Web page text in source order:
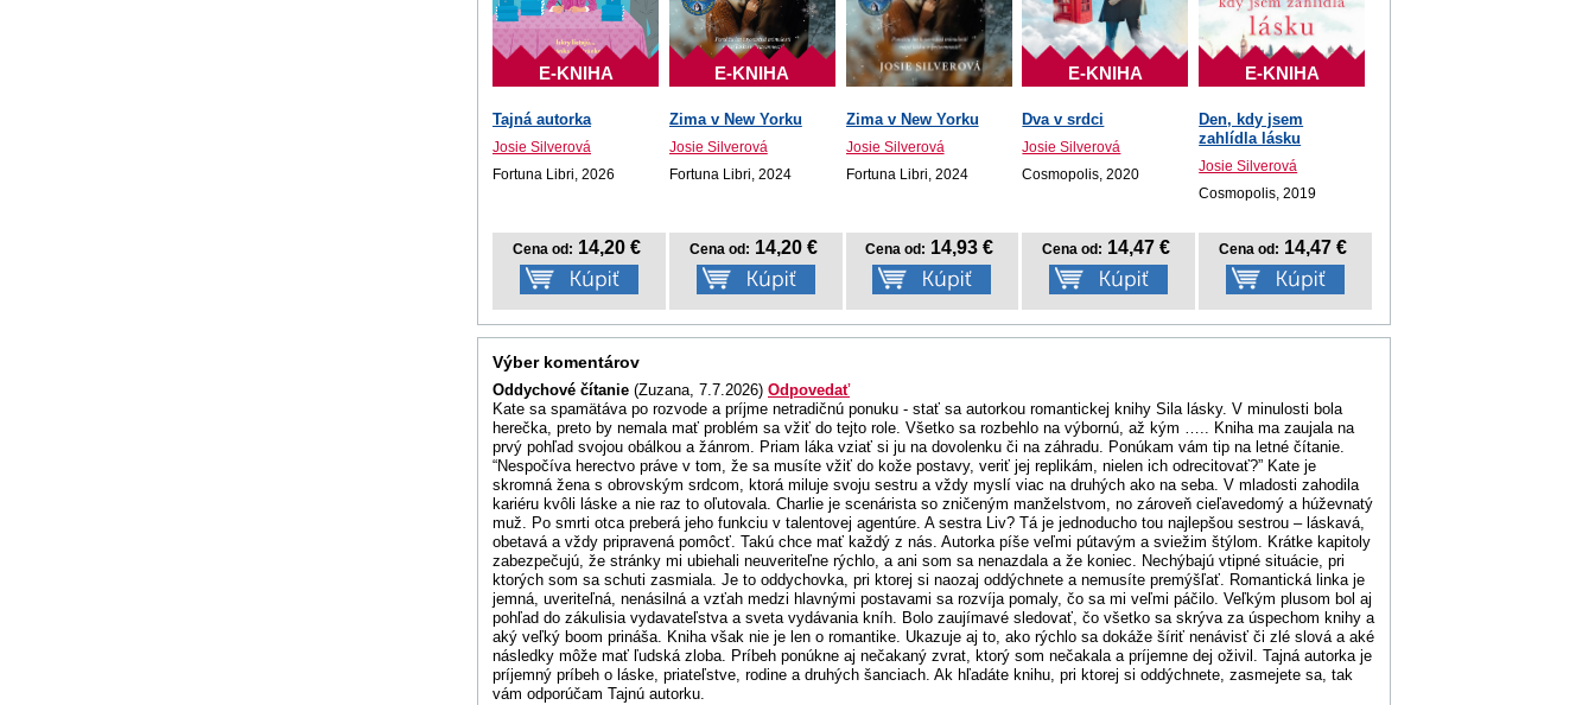
E-KNIHA
Tajná autorka
Josie Silverová
Fortuna Libri, 2026
Cena od: 14,20 €
E-KNIHA
Zima v New Yorku
Josie Silverová
Fortuna Libri, 2024
Cena od: 14,20 €
Zima v New Yorku
Josie Silverová
Fortuna Libri, 2024
Cena od: 14,93 €
E-KNIHA
Dva v srdci
Josie Silverová
Cosmopolis, 2020
Cena od: 14,47 €
E-KNIHA
Den, kdy jsem
zahlídla lásku
Josie Silverová
Cosmopolis, 2019
Cena od: 14,47 €
Výber komentárov
Oddychové čítanie (Zuzana, 7.7.2026) Odpovedať
Kate sa spamätáva po rozvode a príjme netradičnú ponuku - stať sa autorkou romantickej knihy Sila lásky. V minulosti bola
herečka, preto by nemala mať problém sa vžiť do tejto role. Všetko sa rozbehlo na výbornú, až kým ….. Kniha ma zaujala na
prvý pohľad svojou obálkou a žánrom. Priam láka vziať si ju na dovolenku či na záhradu. Ponúkam vám tip na letné čítanie.
“Nespočíva herectvo práve v tom, že sa musíte vžiť do kože postavy, veriť jej replikám, nielen ich odrecitovať?” Kate je
skromná žena s obrovským srdcom, ktorá miluje svoju sestru a vždy myslí viac na druhých ako na seba. V mladosti zahodila
kariéru kvôli láske a nie raz to oľutovala. Charlie je scenárista so zničeným manželstvom, no zároveň cieľavedomý a húževnatý
muž. Po smrti otca preberá jeho funkciu v talentovej agentúre. A sestra Liv? Tá je jednoducho tou najlepšou sestrou – láskavá,
obetavá a vždy pripravená pomôcť. Takú chce mať každý z nás. Autorka píše veľmi pútavým a sviežim štýlom. Krátke kapitoly
zabezpečujú, že stránky mi ubiehali neuveriteľne rýchlo, a ani som sa nenazdala a že koniec. Nechýbajú vtipné situácie, pri
ktorých som sa schuti zasmiala. Je to oddychovka, pri ktorej si naozaj oddýchnete a nemusíte premýšľať. Romantická linka je
jemná, uveriteľná, nenásilná a vzťah medzi hlavnými postavami sa rozvíja pomaly, čo sa mi veľmi páčilo. Veľkým plusom bol aj
pohľad do zákulisia vydavateľstva a sveta vydávania kníh. Bolo zaujímavé sledovať, čo všetko sa skrýva za úspechom knihy a
aký veľký boom prináša. Kniha však nie je len o romantike. Ukazuje aj to, ako rýchlo sa dokáže šíriť nenávisť či zlé slová a aké
následky môže mať ľudská zloba. Príbeh ponúkne aj nečakaný zvrat, ktorý som nečakala a príjemne dej oživil. Tajná autorka je
príjemný príbeh o láske, priateľstve, rodine a druhých šanciach. Ak hľadáte knihu, pri ktorej si oddýchnete, zasmejete sa, tak
vám odporúčam Tajnú autorku.